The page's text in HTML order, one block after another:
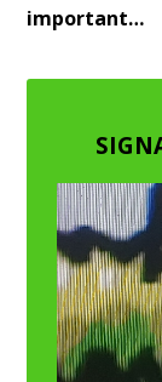
important…